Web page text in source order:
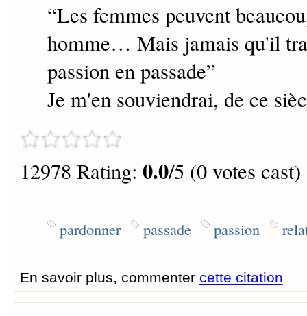
“Les femmes peuvent
homme… Mais jamais qu'il
passion en passade”
Je m'en souviendrai, de ce
12978 Rating: 0.0/5 (0 votes cast)
pardonner passade passion
En savoir plus, commenter cette citation